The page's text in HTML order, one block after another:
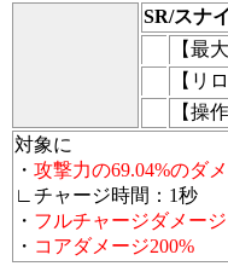
SR/スナ
【最
【リ
【操
対象に
・ 攻撃力の69.04%のダ
∟チャージ時間：1秒
・ フルチャージダメー
・ コアダメージ200%